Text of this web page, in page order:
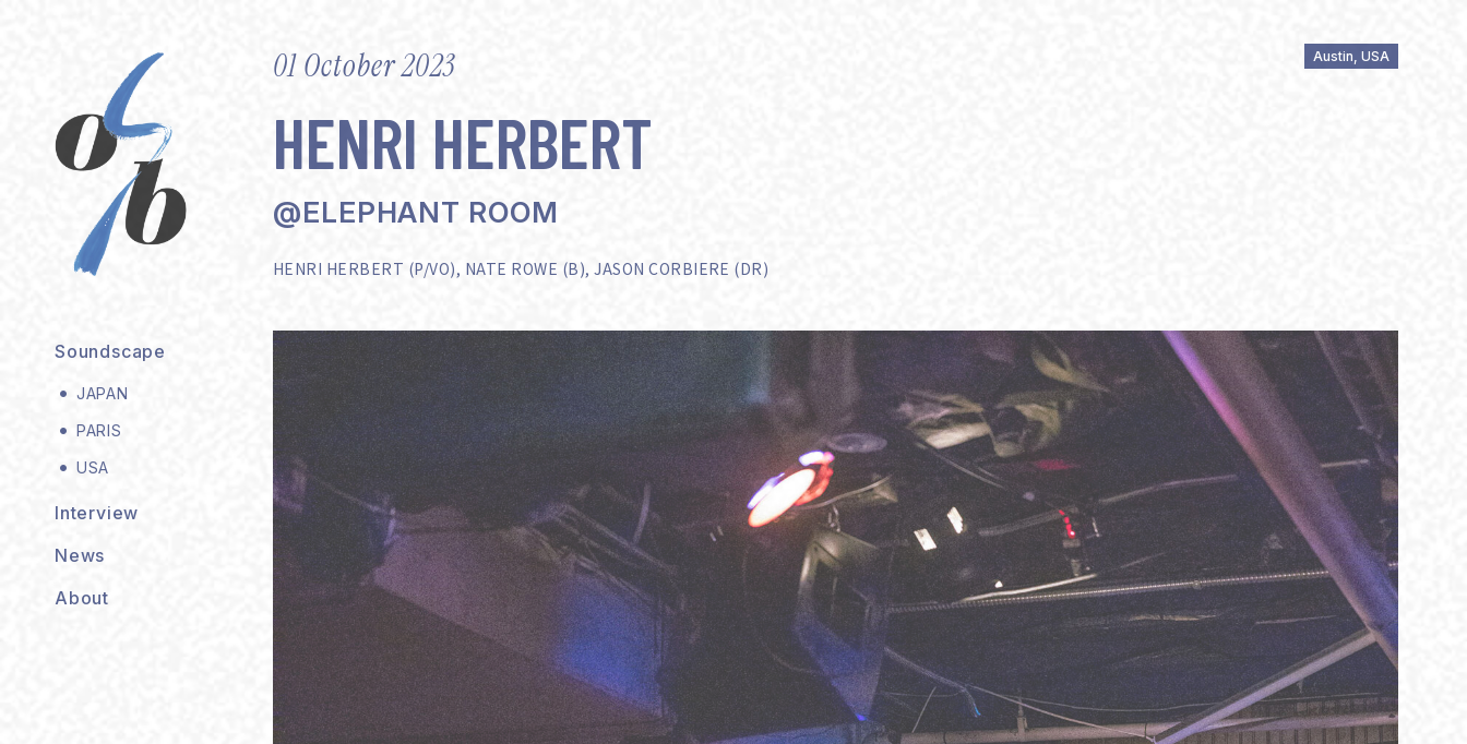
Soundscape
JAPAN
PARIS
USA
Interview
News
About
01 October 2023 Austin, USA
HENRI HERBERT
@ELEPHANT ROOM
HENRI HERBERT (P/VO), NATE ROWE (B), JASON CORBIERE (DR)